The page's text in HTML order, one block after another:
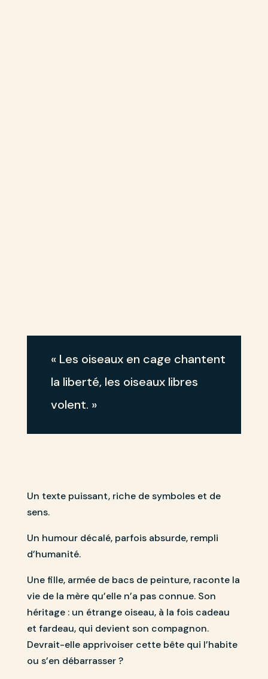
« Les oiseaux en cage chantent
la liberté, les oiseaux libres
volent. »
Un texte puissant, riche de symboles et de
sens.
Un humour décalé, parfois absurde, rempli
d’humanité.
Une fille, armée de bacs de peinture, raconte la
vie de la mère qu’elle n’a pas connue. Son
héritage : un étrange oiseau, à la fois cadeau
et fardeau, qui devient son compagnon.
Devrait-elle apprivoiser cette bête qui l’habite
ou s’en débarrasser ?